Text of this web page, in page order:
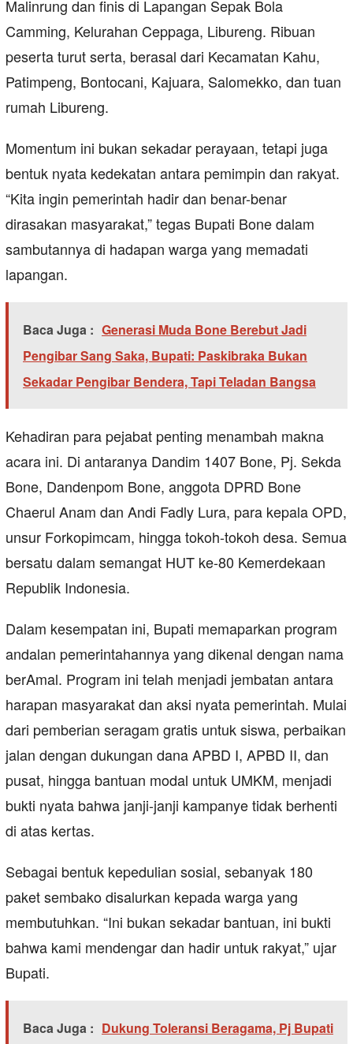
Malinrung dan finis di Lapangan Sepak Bola
Camming, Kelurahan Ceppaga, Libureng. Ribuan
peserta turut serta, berasal dari Kecamatan Kahu,
Patimpeng, Bontocani, Kajuara, Salomekko, dan tuan
rumah Libureng.
Momentum ini bukan sekadar perayaan, tetapi juga
bentuk nyata kedekatan antara pemimpin dan rakyat.
“Kita ingin pemerintah hadir dan benar-benar
dirasakan masyarakat,” tegas Bupati Bone dalam
sambutannya di hadapan warga yang memadati
lapangan.
Baca Juga : Generasi Muda Bone Berebut Jadi
Pengibar Sang Saka, Bupati: Paskibraka Bukan
Sekadar Pengibar Bendera, Tapi Teladan Bangsa
Kehadiran para pejabat penting menambah makna
acara ini. Di antaranya Dandim 1407 Bone, Pj. Sekda
Bone, Dandenpom Bone, anggota DPRD Bone
Chaerul Anam dan Andi Fadly Lura, para kepala OPD,
unsur Forkopimcam, hingga tokoh-tokoh desa. Semua
bersatu dalam semangat HUT ke-80 Kemerdekaan
Republik Indonesia.
Dalam kesempatan ini, Bupati memaparkan program
andalan pemerintahannya yang dikenal dengan nama
berAmal. Program ini telah menjadi jembatan antara
harapan masyarakat dan aksi nyata pemerintah. Mulai
dari pemberian seragam gratis untuk siswa, perbaikan
jalan dengan dukungan dana APBD I, APBD II, dan
pusat, hingga bantuan modal untuk UMKM, menjadi
bukti nyata bahwa janji-janji kampanye tidak berhenti
di atas kertas.
Sebagai bentuk kepedulian sosial, sebanyak 180
paket sembako disalurkan kepada warga yang
membutuhkan. “Ini bukan sekadar bantuan, ini bukti
bahwa kami mendengar dan hadir untuk rakyat,” ujar
Bupati.
Baca Juga : Dukung Toleransi Beragama, Pj Bupati